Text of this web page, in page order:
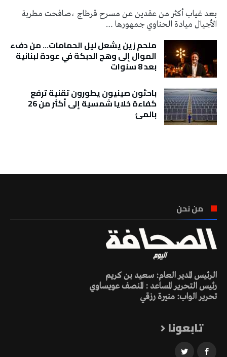
بعد غياب أكثر من عقدين عن مسرح قرطاج ،صافحت مطربة
الأجيال ميادة الحناوي جمهورها …
ملحم زين يشعل ليل الحمامات… من دفء
الموال إلى وهج الدبكة في عودة لبنانية
بعد 8 سنوات
باحثون صينيون يطورون تقنية ترفع
كفاءة خلايا شمسية إلى أكثر من 26
بالمئ
من نحن
الرئيس المدير العام: سعيد بن كريم
رئيس التحرير المساعد : المنصف عويساوي
تحرير الواب: منيرة رزقي
تابعونا